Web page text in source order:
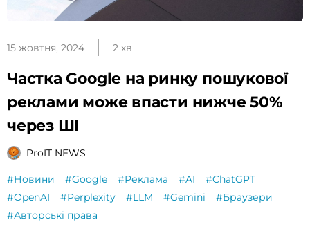
15 жовтня, 2024 2 хв
Частка Google на ринку пошукової
реклами може впасти нижче 50%
через ШІ
ProIT NEWS
#Новини #Google #Реклама #AI
#ChatGPT
#OpenAI
#Perplexity #LLM #Gemini
#Браузери
#Авторські права